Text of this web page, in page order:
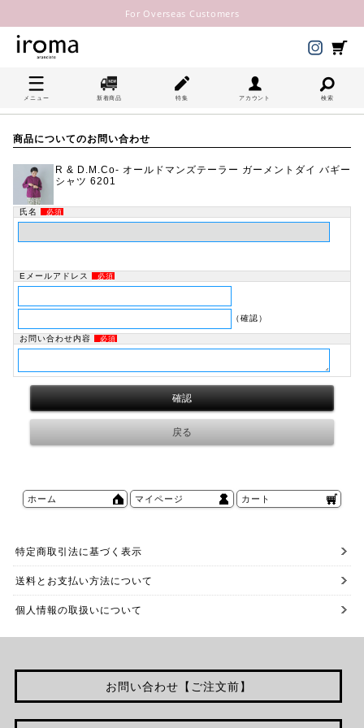
For Overseas Customers
メニュー 新着商品 特集 アカウント 検索
商品についてのお問い合わせ
R & D.M.Co- オールドマンズテーラー ガーメントダイ バギー
シャツ 6201
氏名 必須
Eメールアドレス 必須
（確認）
お問い合わせ内容 必須
ホーム マイページ カート
特定商取引法に基づく表示
送料とお支払い方法について
個人情報の取扱いについて
お問い合わせ【ご注文前】